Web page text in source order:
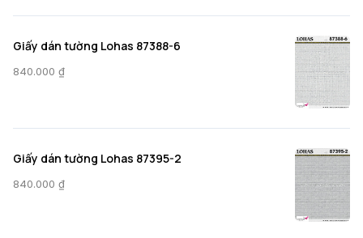
Giấy dán tường Lohas 87388-6
840.000 ₫
Giấy dán tường Lohas 87395-2
840.000 ₫